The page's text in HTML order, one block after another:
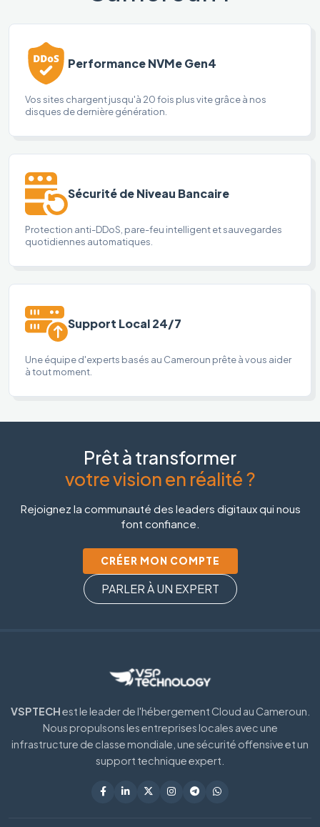
Performance NVMe Gen4
Vos sites chargent jusqu'à 20 fois plus vite grâce à nos
disques de dernière génération.
Sécurité de Niveau Bancaire
Protection anti-DDoS, pare-feu intelligent et sauvegardes
quotidiennes automatiques.
Support Local 24/7
Une équipe d'experts basés au Cameroun prête à vous aider
à tout moment.
Prêt à transformer
votre vision en réalité ?
Rejoignez la communauté des leaders digitaux qui nous
font confiance.
CRÉER MON COMPTE
PARLER À UN EXPERT
VSPTECHest le leader de l'hébergement Cloud au Cameroun.
Nous propulsons les entreprises locales avec une
infrastructure de classe mondiale, une sécurité offensive et un
support technique expert.